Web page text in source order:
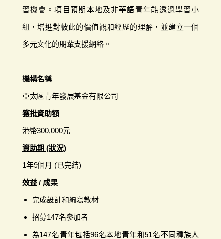
習機會。項目預期本地及非華語青年能透過學習小
組，增進對彼此的價值觀和經歷的理解，並建立一個
多元文化的朋輩支援網絡。
機構名稱
亞太區青年發展基金有限公司
獲批資助額
港幣300,000元
資助期 (狀況)
1年9個月 (已完結)
效益 / 成果
完成設計和編寫教材
招募147名參加者
為147名青年包括96名本地青年和51名不同種族人